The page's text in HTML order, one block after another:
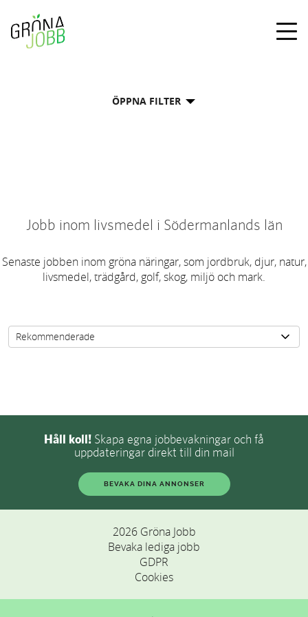
ÖPPNA FILTER
Jobb inom livsmedel i Södermanlands län
Senaste jobben inom gröna näringar, som jordbruk, djur, natur,
livsmedel, trädgård, golf, skog, miljö och mark.
Håll koll! Skapa egna jobbevakningar och få
uppdateringar direkt till din mail
BEVAKA DINA ANNONSER
2026 Gröna Jobb
Bevaka lediga jobb
GDPR
Cookies